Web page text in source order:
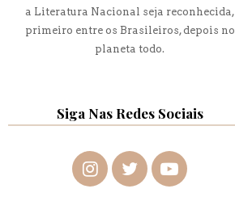
a Literatura Nacional seja reconhecida,
primeiro entre os Brasileiros, depois no
planeta todo.
Siga Nas Redes Sociais